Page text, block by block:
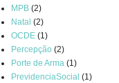
MPB (2)
Natal (2)
OCDE (1)
Percepção (2)
Porte de Arma (1)
PrevidenciaSocial (1)